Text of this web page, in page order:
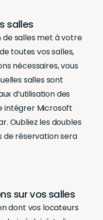
salles
salles met à votre
toutes vos salles,
nécessaires, vous
salles sont
d’utilisation des
intégrer Microsoft
Oubliez les doubles
de réservation sera
sur vos salles
dont vos locateurs